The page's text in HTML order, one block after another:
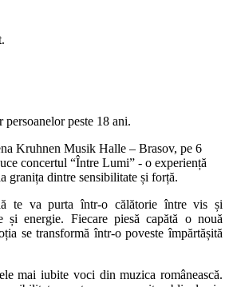
persoanelor peste 18 ani.
Kruhnen Musik Halle – Brasov, pe 6
concertul “Între Lumi” - o experiență
granița dintre sensibilitate și forță.
te va purta într-o călătorie între vis și
și energie. Fiecare piesă capătă o nouă
se transformă într-o poveste împărtășită
mai iubite voci din muzica românească.